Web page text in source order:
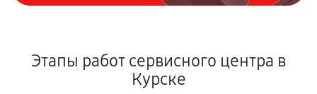
Этапы работ сервисного центра в
Курске